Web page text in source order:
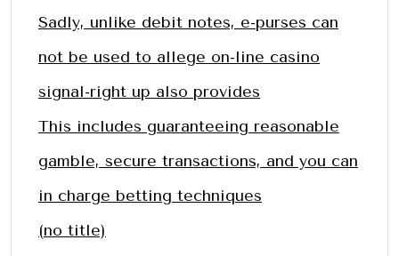
Sadly, unlike debit notes, e-purses can
not be used to allege on-line casino
signal-right up also provides
This includes guaranteeing reasonable
gamble, secure transactions, and you can
in charge betting techniques
(no title)